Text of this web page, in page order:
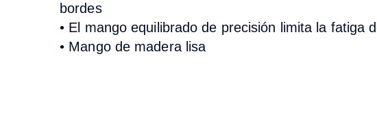
bordes
• El mango equilibrado de precisión limita la fatiga
• Mango de madera lisa